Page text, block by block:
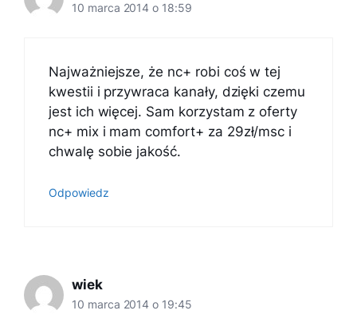
10 marca 2014 o 18:59
Najważniejsze, że nc+ robi coś w tej
kwestii i przywraca kanały, dzięki czemu
jest ich więcej. Sam korzystam z oferty
nc+ mix i mam comfort+ za 29zł/msc i
chwalę sobie jakość.
Odpowiedz
wiek
10 marca 2014 o 19:45